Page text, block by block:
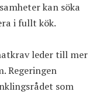
kan söka
i fullt kök.
leder till mer
Regeringen
som